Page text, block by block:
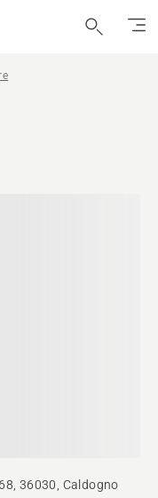
36030, Caldogno